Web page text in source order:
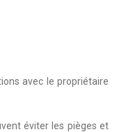
avec le propriétaire
éviter les pièges et